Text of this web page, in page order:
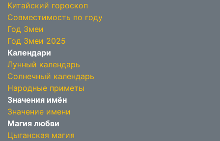
Китайский гороскоп
Совместимость по году
Год Змеи
Год Змеи 2025
Календари
Лунный календарь
Солнечный календарь
Народные приметы
Значения имён
Значение имени
Магия любви
Цыганская магия